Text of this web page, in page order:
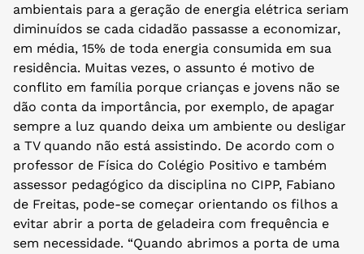
ambientais para a geração de energia elétrica seriam
diminuídos se cada cidadão passasse a economizar,
em média, 15% de toda energia consumida em sua
residência. Muitas vezes, o assunto é motivo de
conflito em família porque crianças e jovens não se
dão conta da importância, por exemplo, de apagar
sempre a luz quando deixa um ambiente ou desligar
a TV quando não está assistindo. De acordo com o
professor de Física do Colégio Positivo e também
assessor pedagógico da disciplina no CIPP, Fabiano
de Freitas, pode-se começar orientando os filhos a
evitar abrir a porta de geladeira com frequência e
sem necessidade. “Quando abrimos a porta de uma